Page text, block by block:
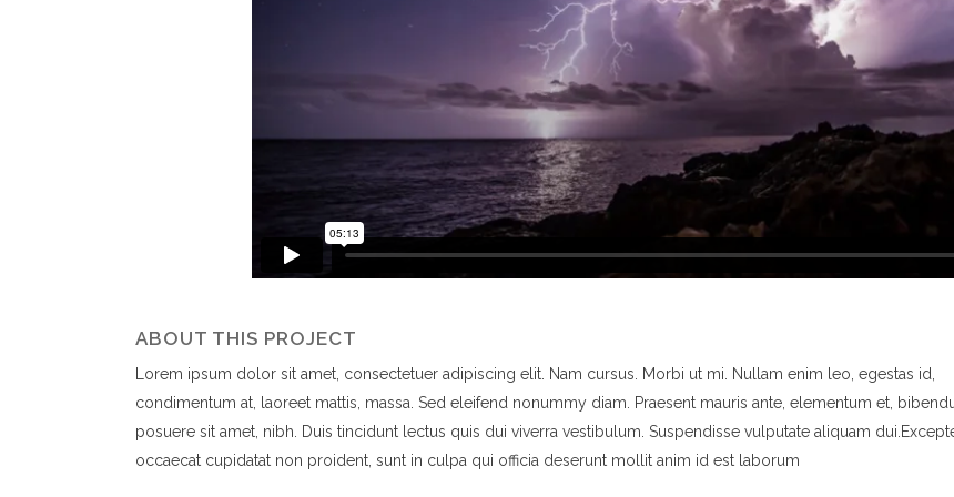
ABOUT THIS PROJECT
Lorem ipsum dolor sit amet, consectetuer adipiscing elit. Nam cursus. Morbi ut mi. Nullam enim leo, egestas id,
condimentum at, laoreet mattis, massa. Sed eleifend nonummy diam. Praesent mauris ante, elementum et,
posuere sit amet, nibh. Duis tincidunt lectus quis dui viverra vestibulum. Suspendisse vulputate aliquam
occaecat cupidatat non proident, sunt in culpa qui officia deserunt mollit anim id est laborum